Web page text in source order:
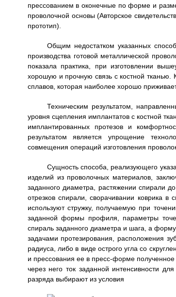
прессованием в оконечные по форме и
проволочной основы (Авторское
прототип).
Общим недостатком указанных
производства готовой металлической
показала практика, при изготовлении
хорошую и прочную связь с костной тканью.
сплавов, которая наиболее хорошо
Техническим результатом,
уровня сцепления имплантатов с костной
имплантированных протезов и
результатом является упрощение
совмещения операций изготовления
Сущность способа, реализующего
изделий из проволочных материалов,
заданного диаметра, растяжении спирали
отрезков спирали, сворачивании коврика в
используют стружку, получаемую при
заданной формы профиля, параметры
спираль заданного диаметра и шага, а
задачами протезирования, расположения
радиуса, либо в виде острого угла со
и прессования ее в пресс-форме
через него ток заданной интенсивности
разряда выбирают из условия